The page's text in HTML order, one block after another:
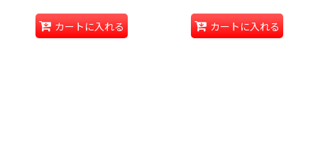
カートに入れる カートに入れる